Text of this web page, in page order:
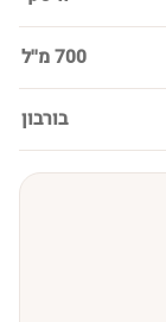
700 מ''ל
בורבון